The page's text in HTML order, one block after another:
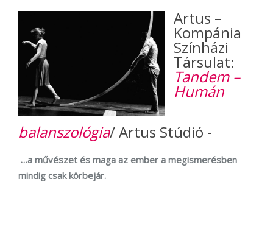
Artus –
Kompánia
Színházi
Társulat:
Tandem –
Humán
balanszológia/ Artus Stúdió -
…a művészet és maga az ember a megismerésben
mindig csak körbejár.